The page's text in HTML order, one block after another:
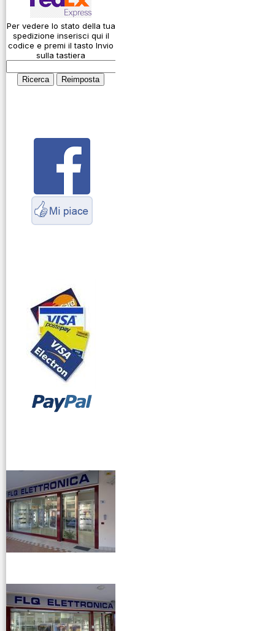
Come si usa un
cavo
Connessioni
microfoniche
Cosa è l' ADS-B
antenne e cavi
Servizio
Radioelettrico
Per vedere lo stato della tua
spedizione inserisci qui il
codice e premi il tasto Invio
sulla tastiera